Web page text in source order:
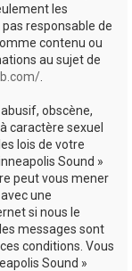
les
responsable de
contenu ou
au sujet de
obscène,
caractère sexuel
lois de votre
Sound »
peut vous mener
une
si nous le
messages sont
conditions. Vous
Sound »